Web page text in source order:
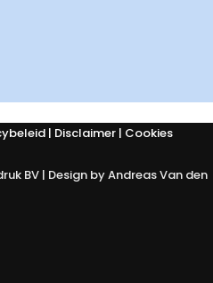
| Disclaimer | Cookies
BV | Design by Andreas Van den